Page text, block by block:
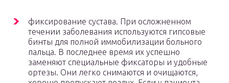
фиксирование сустава. При осложненном
течении заболевания используются гипсовые
бинты для полной иммобилизации больного
пальца. В последнее время их успешно
заменяют специальные фиксаторы и удобные
ортезы. Они легко снимаются и очищаются,